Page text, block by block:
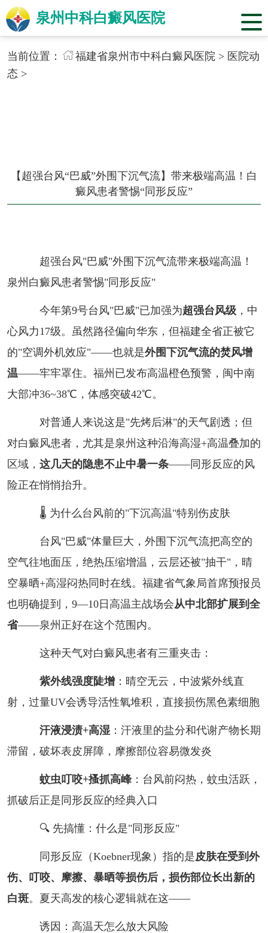
泉州中科白癜风医院
当前位置： 福建省泉州市中科白癜风医院> 医院动
态 >
【超强台风“巴威”外围下沉气流】带来极端高温！白
癜风患者警惕“同形反应”
超强台风"巴威"外围下沉气流带来极端高温！
泉州白癜风患者警惕"同形反应"
今年第9号台风"巴威"已加强为超强台风级，中
心风力17级。虽然路径偏向华东，但福建全省正被它
的"空调外机效应"——也就是外围下沉气流的焚风增
温——牢牢罩住。福州已发布高温橙色预警，闽中南
大部冲36~38℃，体感突破42℃。
对普通人来说这是"先烤后淋"的天气剧透；但
对白癜风患者，尤其是泉州这种沿海高湿+高温叠加的
区域， 这几天的隐患不止中暑一条——同形反应的风
险正在悄悄抬升。
🌡️ 为什么台风前的"下沉高温"特别伤皮肤
台风"巴威"体量巨大，外围下沉气流把高空的
空气往地面压，绝热压缩增温，云层还被"抽干"，晴
空暴晒+高湿闷热同时在线。福建省气象局首席预报员
也明确提到，9—10日高温主战场会从中北部扩展到全
省——泉州正好在这个范围内。
这种天气对白癜风患者有三重夹击：
紫外线强度陡增：晴空无云，中波紫外线直
射，过量UV会诱导活性氧堆积，直接损伤黑色素细胞
汗液浸渍+高湿：汗液里的盐分和代谢产物长期
滞留，破坏表皮屏障，摩擦部位容易微发炎
蚊虫叮咬+搔抓高峰：台风前闷热，蚊虫活跃，
抓破后正是同形反应的经典入口
🔍 先搞懂：什么是"同形反应"
同形反应（Koebner现象）指的是皮肤在受到外
伤、叮咬、摩擦、暴晒等损伤后，损伤部位长出新的
白斑。夏天高发的核心逻辑就在这——
诱因：高温天怎么放大风险